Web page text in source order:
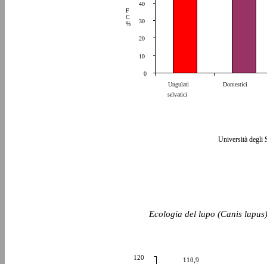
Università degli
0
10
20
30
40
Ungulati
selvatici
Domestici
F
C
%
Ecologia del lupo (Canis
110,9
120